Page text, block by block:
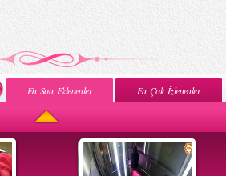
En Son Eklenenler En Çok İzlenenler